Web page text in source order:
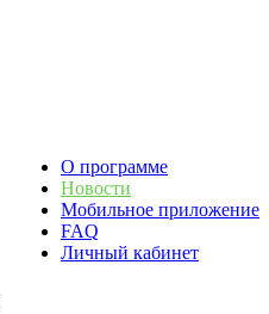
О программе
Новости
Мобильное приложение
FAQ
Личный кабинет